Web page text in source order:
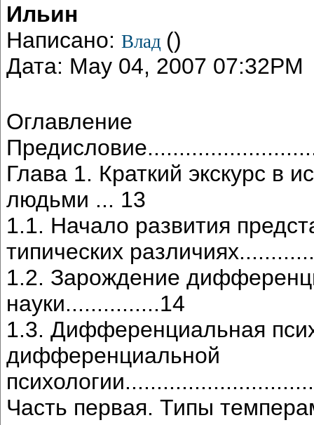
Ильин
Написано: Влад ()
Дата: May 04, 2007 07:32PM
Оглавление
Глава 1. Краткий экскурс в
людьми ... 13
1.1. Начало развития
типических
1.2. Зарождение
науки...............14
1.3. Дифференциальная
дифференциальной
Часть первая. Типы